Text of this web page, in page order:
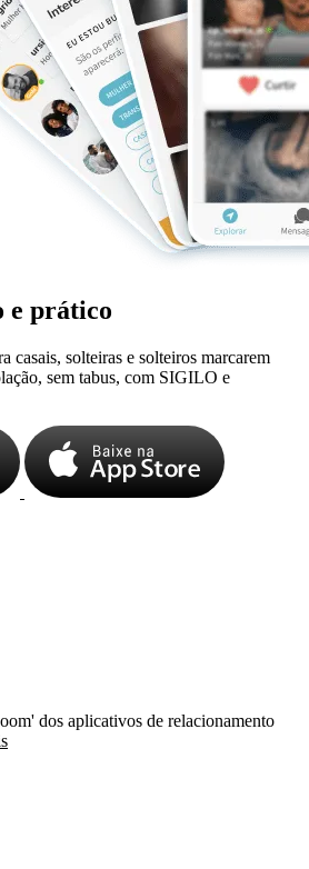
e prático
casais, solteiras e solteiros marcarem
sem tabus, com SIGILO e
dos aplicativos de relacionamento